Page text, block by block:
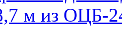
м из ОЦБ-